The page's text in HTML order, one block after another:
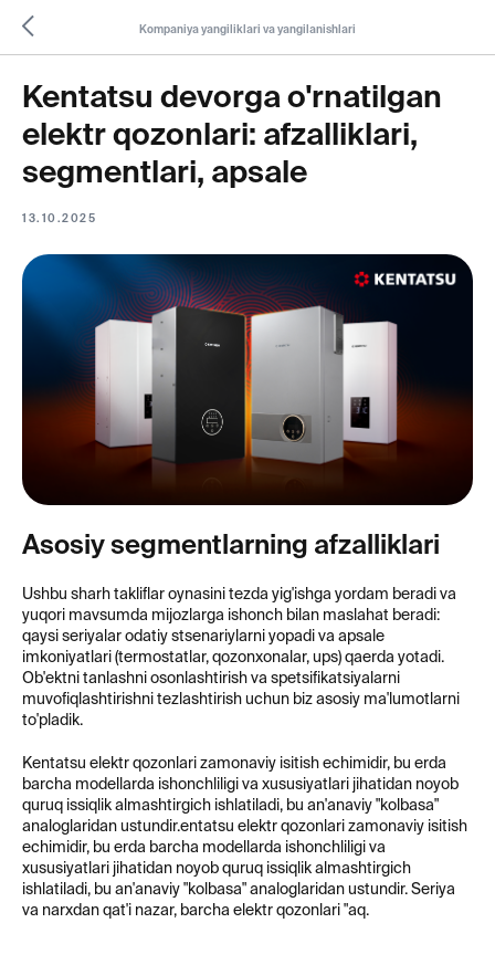
Kompaniya yangiliklari va yangilanishlari
Kentatsu devorga o'rnatilgan
elektr qozonlari: afzalliklari,
segmentlari, apsale
13.10.2025
Asosiy segmentlarning afzalliklari
Ushbu sharh takliflar oynasini tezda yig'ishga yordam beradi va
yuqori mavsumda mijozlarga ishonch bilan maslahat beradi:
qaysi seriyalar odatiy stsenariylarni yopadi va apsale
imkoniyatlari (termostatlar, qozonxonalar, ups) qaerda yotadi.
Ob'ektni tanlashni osonlashtirish va spetsifikatsiyalarni
muvofiqlashtirishni tezlashtirish uchun biz asosiy ma'lumotlarni
to'pladik.
Kentatsu elektr qozonlari zamonaviy isitish echimidir, bu erda
barcha modellarda ishonchliligi va xususiyatlari jihatidan noyob
quruq issiqlik almashtirgich ishlatiladi, bu an'anaviy "kolbasa"
analoglaridan ustundir.entatsu elektr qozonlari zamonaviy isitish
echimidir, bu erda barcha modellarda ishonchliligi va
xususiyatlari jihatidan noyob quruq issiqlik almashtirgich
ishlatiladi, bu an'anaviy "kolbasa" analoglaridan ustundir. Seriya
va narxdan qat'i nazar, barcha elektr qozonlari "aq.